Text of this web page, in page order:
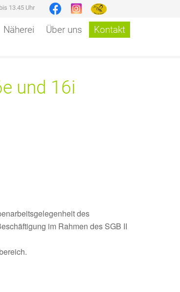
13.45 Uhr
Näherei Über uns Kontakt
und 16i
des
im Rahmen des SGB II